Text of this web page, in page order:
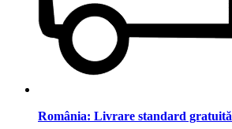
România: Livrare standard gratuită